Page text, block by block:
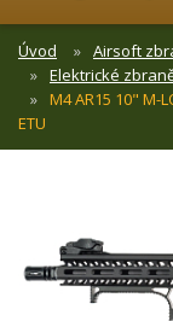
Úvod Airsoft
Elektrické
M4 AR15 10" M-
ETU